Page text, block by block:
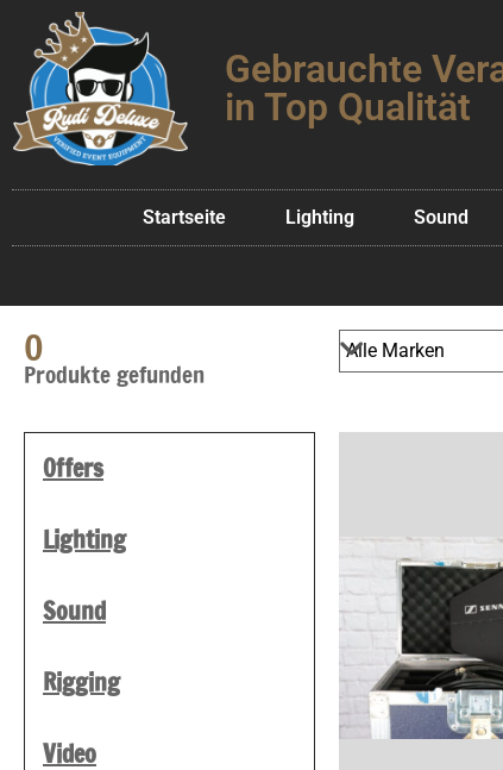
Gebrauchte
in Top Qualität
Startseite Lighting Sound
Produkte gefunden
0
Offers
Lighting
Sound
Rigging
Video